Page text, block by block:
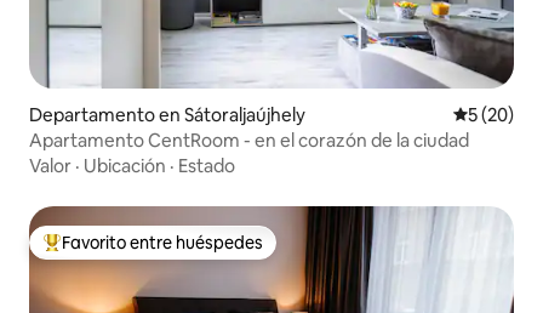
Departamento en Sátoraljaújhely
5 (20)
Apartamento CentRoom - en el corazón de la ciudad
Valor · Ubicación · Estado
De los mejores en Favorito entre huéspedes
Favorito entre huéspedes